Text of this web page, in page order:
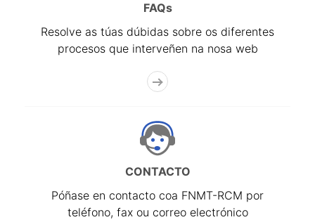
FAQs
Resolve as túas dúbidas sobre os diferentes
procesos que interveñen na nosa web
CONTACTO
Póñase en contacto coa FNMT-RCM por
teléfono, fax ou correo electrónico